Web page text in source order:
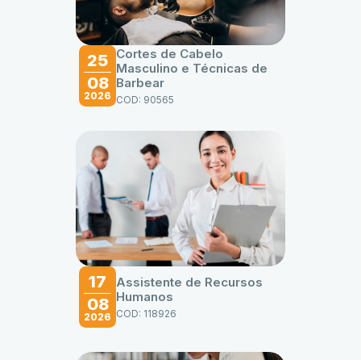
25
08
2026
Cortes de Cabelo
Masculino e Técnicas de
Barbear
COD: 90565
17
08
2026
Assistente de Recursos
Humanos
COD: 118926